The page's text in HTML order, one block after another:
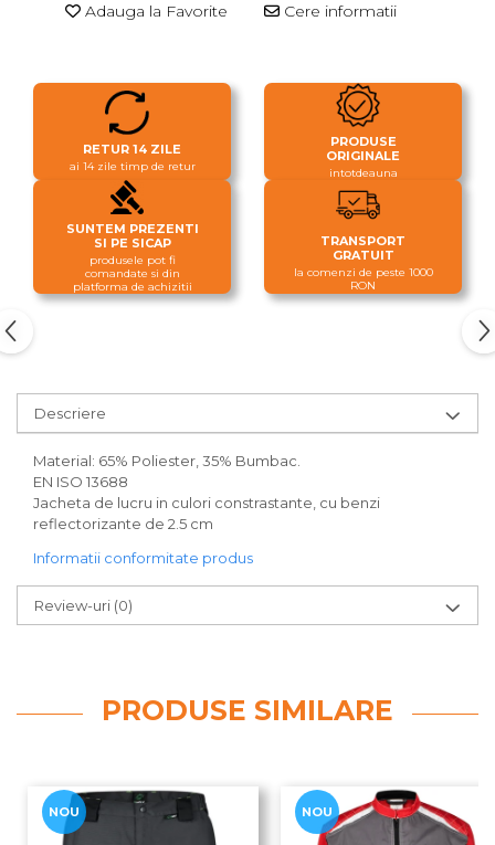
Adauga la Favorite Cere informatii
RETUR 14 ZILE
ai 14 zile timp de retur
PRODUSE
ORIGINALE
intotdeauna
SUNTEM PREZENTI
SI PE SICAP
produsele pot fi
comandate si din
platforma de achizitii
TRANSPORT
GRATUIT
la comenzi de peste 1000
RON
Descriere
Material: 65% Poliester, 35% Bumbac.
EN ISO 13688
Jacheta de lucru in culori constrastante, cu benzi
reflectorizante de 2.5 cm
Informatii conformitate produs
Review-uri (0)
PRODUSE SIMILARE
NOU NOU